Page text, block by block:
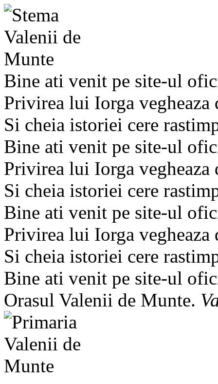
Bine ati venit pe site-ul
Privirea lui Iorga
Si cheia istoriei cere
Bine ati venit pe site-ul
Privirea lui Iorga
Si cheia istoriei cere
Bine ati venit pe site-ul
Privirea lui Iorga
Si cheia istoriei cere
Bine ati venit pe site-ul
Orasul Valenii de Munte.